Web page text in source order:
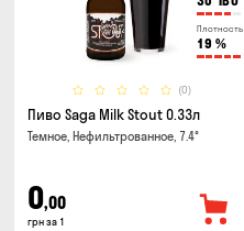
Плотность
19 %
(0)
Пиво Saga Milk Stout 0.33л
Темное, Нефильтрованное, 7.4°
0,00
грн за 1